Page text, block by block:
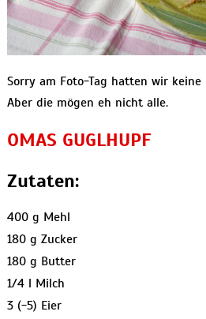
Sorry am Foto-Tag hatten wir keine
Aber die mögen eh nicht alle.
OMAS GUGLHUPF
Zutaten:
400 g Mehl
180 g Zucker
180 g Butter
1/4 l Milch
3 (-5) Eier